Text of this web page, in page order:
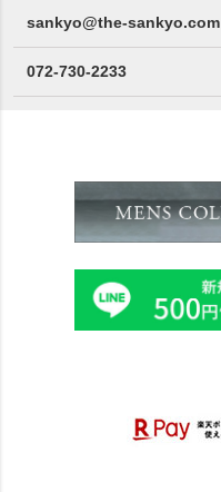
sankyo@the-sankyo.com
072-730-2233